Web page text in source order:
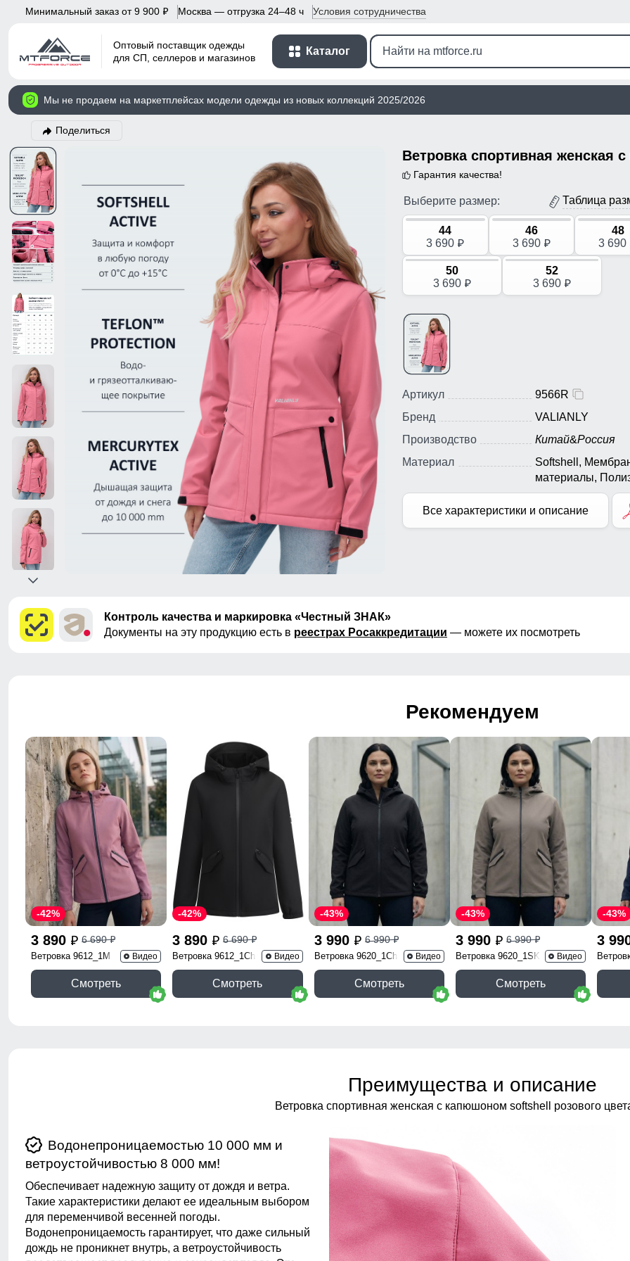
Минимальный заказ от 9 900 p Москва — отгрузка 24–48 ч Условия сотрудничества
Оптовый поставщик одежды
для СП, селлеров и магазинов
Каталог
Мы не продаем на маркетплейсах модели одежды из новых коллекций 2025/2026
Поделиться
Гарантия качества!
Выберите размер: Таблица
44
3 690 p
46
3 690 p
48
3 690
50
3 690 p
52
3 690 p
Артикул
9566R
Бренд
VALIANLY
Производство
Китай&Россия
Материал
Softshell,
материалы,
Тефлон
Все характеристики и описание
Контроль качества и маркировка «Честный ЗНАК»
Документы на эту продукцию есть в реестрах Росаккредитации — можете их посмотреть
Рекомендуем
3 890 p 6 690p
-42%
Ветровка 9612_1M Видео
Смотреть
3 890 p 6 690p
-42%
Ветровка 9612_1Ch Видео
Смотреть
3 990 p 6 990p
-43%
Ветровка 9620_1Ch Видео
Смотреть
3 990 p 6 990p
-43%
Ветровка 9620_1SK Видео
Смотреть
3
-43%
Преимущества и описание
Ветровка спортивная женская с капюшоном softshell розового
Водонепроницаемостью 10 000 мм и
ветроустойчивостью 8 000 мм!
Обеспечивает надежную защиту от дождя и ветра.
Такие характеристики делают ее идеальным выбором
для переменчивой весенней погоды.
Водонепроницаемость гарантирует, что даже сильный
дождь не проникнет внутрь, а ветроустойчивость